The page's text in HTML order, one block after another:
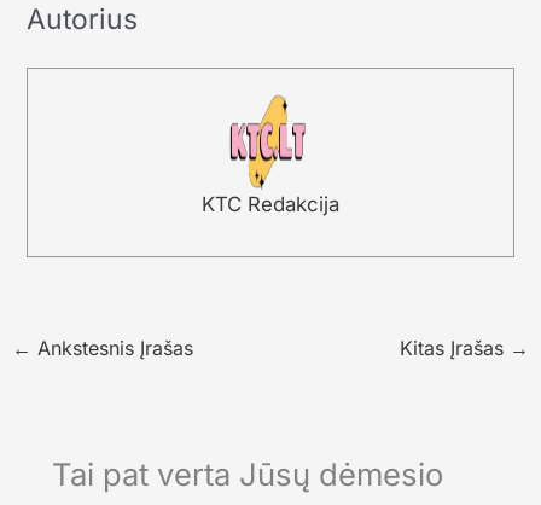
Autorius
KTC Redakcija
← Ankstesnis Įrašas Kitas Įrašas →
Tai pat verta Jūsų dėmesio